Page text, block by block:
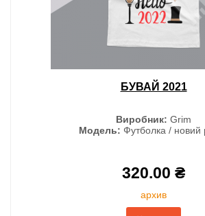
БУВАЙ 2021
Виробник: Grim
Модель: Футболка / новий
320.00 ₴
архив